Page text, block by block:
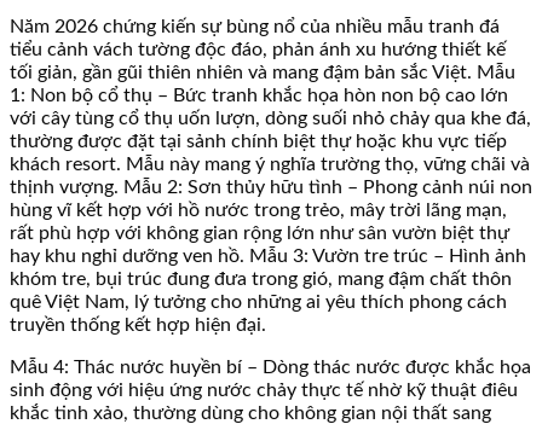
Năm 2026 chứng kiến sự bùng nổ của nhiều mẫu tranh đá
tiểu cảnh vách tường độc đáo, phản ánh xu hướng thiết kế
tối giản, gần gũi thiên nhiên và mang đậm bản sắc Việt. Mẫu
1: Non bộ cổ thụ – Bức tranh khắc họa hòn non bộ cao lớn
với cây tùng cổ thụ uốn lượn, dòng suối nhỏ chảy qua khe đá,
thường được đặt tại sảnh chính biệt thự hoặc khu vực tiếp
khách resort. Mẫu này mang ý nghĩa trường thọ, vững chãi và
thịnh vượng. Mẫu 2: Sơn thủy hữu tình – Phong cảnh núi non
hùng vĩ kết hợp với hồ nước trong trẻo, mây trời lãng mạn,
rất phù hợp với không gian rộng lớn như sân vườn biệt thự
hay khu nghỉ dưỡng ven hồ. Mẫu 3: Vườn tre trúc – Hình ảnh
khóm tre, bụi trúc đung đưa trong gió, mang đậm chất thôn
quê Việt Nam, lý tưởng cho những ai yêu thích phong cách
truyền thống kết hợp hiện đại.
Mẫu 4: Thác nước huyền bí – Dòng thác nước được khắc họa
sinh động với hiệu ứng nước chảy thực tế nhờ kỹ thuật điêu
khắc tinh xảo, thường dùng cho không gian nội thất sang